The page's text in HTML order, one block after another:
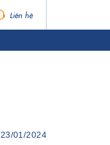
Liên hệ
23/01/2024